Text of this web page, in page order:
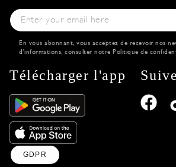
En vous abonnant, vous acceptez de recevoir nos
d'informations, consulter notre Politique de
Télécharger l'app
GDPR